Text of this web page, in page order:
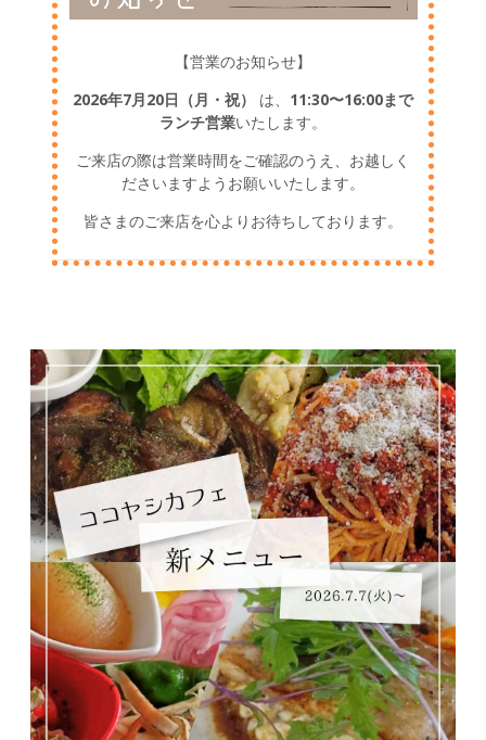
【営業のお知らせ】
2026年7月20日（月・祝）
は、 11:30〜16:00まで
ランチ営業いたします。
ご来店の際は営業時間をご確認のうえ、お越しく
ださいますようお願いいたします。
皆さまのご来店を心よりお待ちしております。